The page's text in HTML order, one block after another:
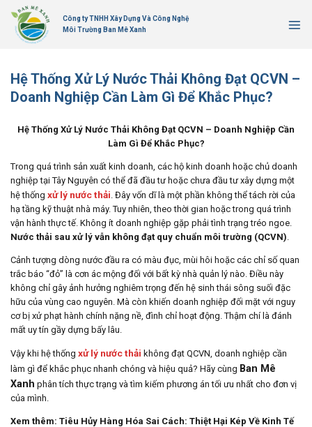
qua
Công ty TNHH Xây Dựng Và Công Nghệ
Môi Trường Ban Mê Xanh
Hệ Thống Xử Lý Nước Thải Không Đạt QCVN –
Doanh Nghiệp Cần Làm Gì Để Khắc Phục?
Hệ Thống Xử Lý Nước Thải Không Đạt QCVN – Doanh Nghiệp Cần
Làm Gì Để Khắc Phục?
Trong quá trình sản xuất kinh doanh, các hộ kinh doanh hoặc chủ doanh
nghiệp tại Tây Nguyên có thể đã đầu tư hoặc chưa đầu tư xây dựng một
hệ thống xử lý nước thải. Đây vốn dĩ là một phần không thể tách rời của
hạ tầng kỹ thuật nhà máy. Tuy nhiên, theo thời gian hoặc trong quá trình
vận hành thực tế. Không ít doanh nghiệp gặp phải tình trạng tréo ngoe.
Nước thải sau xử lý vẫn không đạt quy chuẩn môi trường (QCVN).
Cảnh tượng dòng nước đầu ra có màu đục, mùi hôi hoặc các chỉ số quan
trắc báo “đỏ” là cơn ác mộng đối với bất kỳ nhà quản lý nào. Điều này
không chỉ gây ảnh hưởng nghiêm trọng đến hệ sinh thái sông suối đặc
hữu của vùng cao nguyên. Mà còn khiến doanh nghiệp đối mặt với nguy
cơ bị xử phạt hành chính nặng nề, đình chỉ hoạt động. Thậm chí là đánh
mất uy tín gầy dựng bấy lâu.
Vậy khi hệ thống xử lý nước thải không đạt QCVN, doanh nghiệp cần
làm gì để khắc phục nhanh chóng và hiệu quả? Hãy cùng Ban Mê
Xanh phân tích thực trạng và tìm kiếm phương án tối ưu nhất cho đơn vị
của mình.
Xem thêm: Tiêu Hủy Hàng Hóa Sai Cách: Thiệt Hại Kép Về Kinh Tế